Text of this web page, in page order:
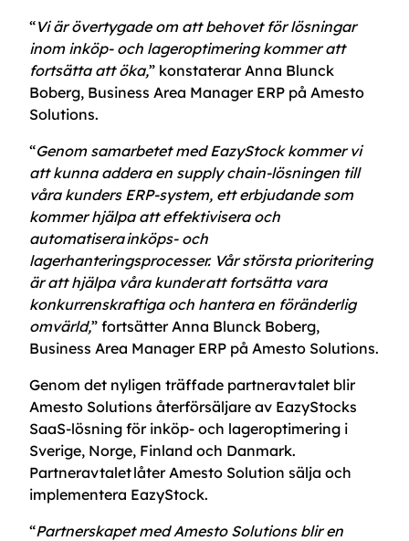
“Vi är övertygade om att behovet för lösningar
inom inköp- och lageroptimering kommer att
fortsätta att öka,” konstaterar Anna Blunck
Boberg, Business Area Manager ERP på Amesto
Solutions.
“Genom samarbetet med EazyStock kommer vi
att kunna addera en supply chain-lösningen till
våra kunders ERP-system, ett erbjudande som
kommer hjälpa att effektivisera och
automatisera inköps- och
lagerhanteringsprocesser. Vår största prioritering
är att hjälpa våra kunder att fortsätta vara
konkurrenskraftiga och hantera en föränderlig
omvärld,” fortsätter Anna Blunck Boberg,
Business Area Manager ERP på Amesto Solutions.
Genom det nyligen träffade partneravtalet blir
Amesto Solutions återförsäljare av EazyStocks
SaaS-lösning för inköp- och lageroptimering i
Sverige, Norge, Finland och Danmark.
Partneravtalet låter Amesto Solution sälja och
implementera EazyStock.
“Partnerskapet med Amesto Solutions blir en